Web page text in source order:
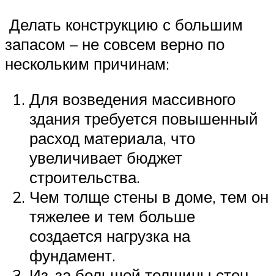
Делать конструкцию с большим
запасом – не совсем верно по
нескольким причинам:
Для возведения массивного
здания требуется повышенный
расход материала, что
увеличивает бюджет
строительства.
Чем толще стены в доме, тем он
тяжелее и тем больше
создается нагрузка на
фундамент.